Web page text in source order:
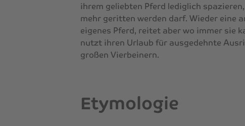
ihrem geliebten Pferd lediglich
mehr geritten werden darf. Wieder eine
eigenes Pferd, reitet aber wo immer sie
nutzt ihren Urlaub für ausgedehnte
großen Vierbeinern.
Etymologie